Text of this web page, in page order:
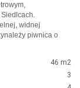
widnej
piwnica o
46 m2
3